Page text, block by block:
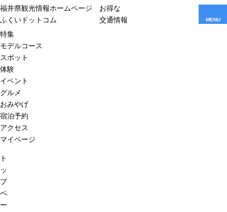
福井県観光情報ホームページ
ふくいドットコム
お得な
交通情報
MENU
特集
モデルコース
スポット
体験
イベント
グルメ
おみやげ
宿泊予約
アクセス
マイページ
ト
ッ
プ
ペ
ー